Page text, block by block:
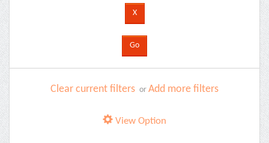
Clear current filters or Add more filters
View Option